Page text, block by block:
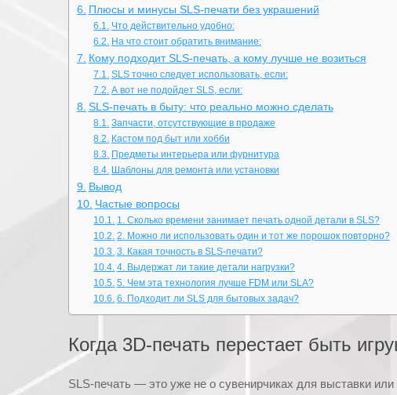
Плюсы и минусы SLS-печати без украшений
Что действительно удобно:
На что стоит обратить внимание:
Кому подходит SLS-печать, а кому лучше не возиться
SLS точно следует использовать, если:
А вот не подойдет SLS, если:
SLS-печать в быту: что реально можно сделать
Запчасти, отсутствующие в продаже
Кастом под быт или хобби
Предметы интерьера или фурнитура
Шаблоны для ремонта или установки
Вывод
Частые вопросы
1. Сколько времени занимает печать одной детали в SLS?
2. Можно ли использовать один и тот же порошок повторно?
3. Какая точность в SLS-печати?
4. Выдержат ли такие детали нагрузки?
5. Чем эта технология лучше FDM или SLA?
6. Подходит ли SLS для бытовых задач?
Когда 3D-печать перестает быть
SLS-печать — это уже не о сувенирчиках для выставки